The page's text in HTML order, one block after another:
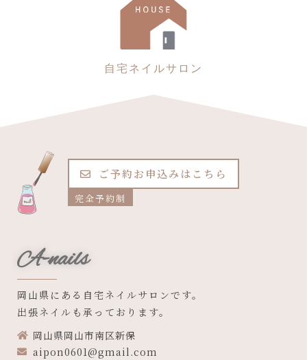
自宅ネイルサロン
ご予約お申込みはこちら
完全予約制
A-nails
岡山県にある自宅ネイルサロンです。
出張ネイルも承っております。
岡山県岡山市南区新保
aipon0601@gmail.com